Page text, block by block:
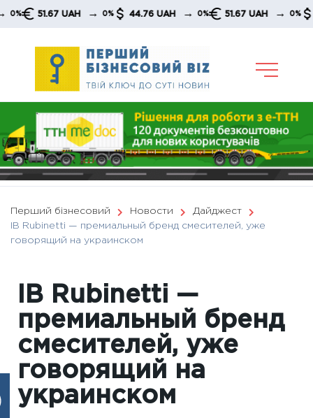
Skip
51.67 UAH → 0% 44.76 UAH → 0% 51.67 UAH → 0% 44.76
Перший бізнесовий Новости
Дайджест
IB Rubinetti — премиальный бренд смесителей, уже
говорящий на украинском
IB Rubinetti —
премиальный бренд
смесителей, уже
говорящий на
украинском